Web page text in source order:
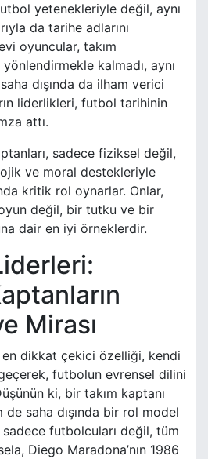
yetenekleriyle değil, aynı
da tarihe adlarını
oyuncular, takım
kalmadı, aynı
dışında da ilham verici
liderlikleri, futbol tarihinin
attı.
sadece fiziksel değil,
ve moral destekleriyle
kritik rol oynarlar. Onlar,
değil, bir tutku ve bir
dair en iyi örneklerdir.
Mirası
en dikkat çekici özelliği, kendi
futbolun evrensel dilini
ki, bir takım kaptanı
saha dışında bir rol model
futbolcuları değil, tüm
Diego Maradona’nın 1986